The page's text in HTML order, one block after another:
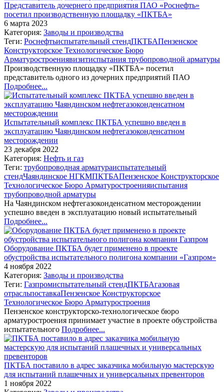
Представитель дочернего предприятия ПАО «Роснефть»
посетил производственную площадку «ПКТБА»
6 марта 2023
Категория: Заводы и производства
Теги: Роснефтьиспытательный стендПКТБАПензенское
Конструкторское Технологическое Бюро
Арматуростроениявизитиспытания трубопроводной арматуры
Производственную площадку «ПКТБА» посетил
представитель одного из дочерних предприятий ПАО
Подробнее...
Испытательный комплекс ПКТБА успешно введен в
эксплуатацию Чаяндинском нефтегазоконденсатном
месторождении
23 декабря 2022
Категория: Нефть и газ
Теги: трубопроводная арматураиспытательный
стендЧаяндинское НГКМПКТБАПензенское Конструкторское
Технологическое Бюро Арматуростроенияиспытания
трубопроводной арматуры
На Чаяндинском нефтегазоконденсатном месторождении
успешно введен в эксплуатацию новый испытательный
Подробнее...
Оборудование ПКТБА будет применено в проекте
обустройства испытательного полигона компании «Газпром»
4 ноября 2022
Категория: Заводы и производства
Теги: Газпромиспытательный стендПКТБАгазовая
отрасльпоставкаПензенское Конструкторское
Технологическое Бюро Арматуростроения
Пензенское конструкторско-технологическое бюро
арматуростроения принимает участие в проекте обустройства
испытательного Подробнее...
ПКТБА поставило в адрес заказчика мобильную мастерскую
для испытаний плашечных и универсальных превенторов
1 ноября 2022